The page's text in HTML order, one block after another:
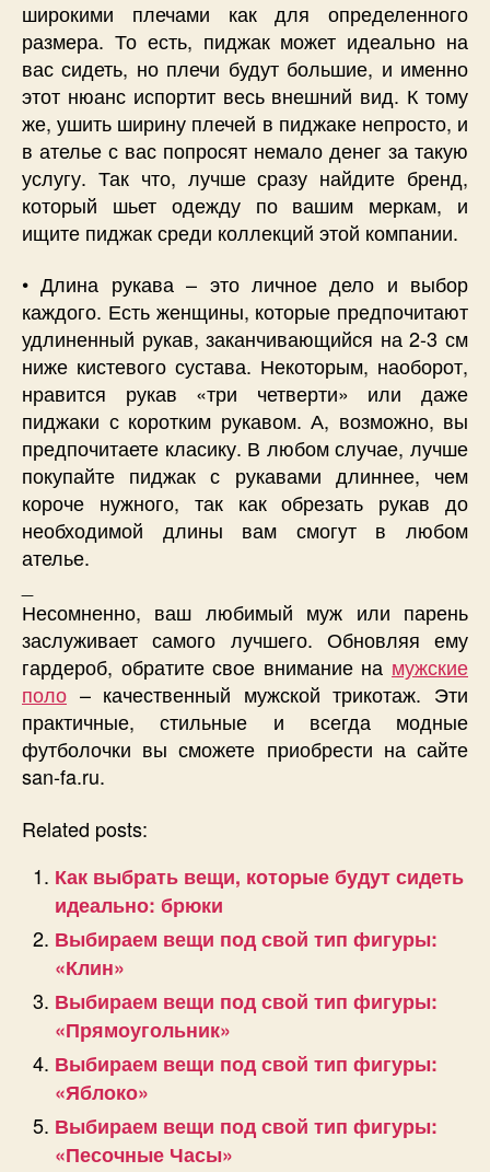
широкими плечами как для определенного
размера. То есть, пиджак может идеально на
вас сидеть, но плечи будут большие, и именно
этот нюанс испортит весь внешний вид. К тому
же, ушить ширину плечей в пиджаке непросто, и
в ателье с вас попросят немало денег за такую
услугу. Так что, лучше сразу найдите бренд,
который шьет одежду по вашим меркам, и
ищите пиджак среди коллекций этой компании.
• Длина рукава – это личное дело и выбор
каждого. Есть женщины, которые предпочитают
удлиненный рукав, заканчивающийся на 2-3 см
ниже кистевого сустава. Некоторым, наоборот,
нравится рукав «три четверти» или даже
пиджаки с коротким рукавом. А, возможно, вы
предпочитаете класику. В любом случае, лучше
покупайте пиджак с рукавами длиннее, чем
короче нужного, так как обрезать рукав до
необходимой длины вам смогут в любом
ателье.
Несомненно, ваш любимый муж или парень
заслуживает самого лучшего. Обновляя ему
гардероб, обратите свое внимание на мужские
поло – качественный мужской трикотаж. Эти
практичные, стильные и всегда модные
футболочки вы сможете приобрести на сайте
san-fa.ru.
Related posts:
Как выбрать вещи, которые будут сидеть
идеально: брюки
Выбираем вещи под свой тип фигуры:
«Клин»
Выбираем вещи под свой тип фигуры:
«Прямоугольник»
Выбираем вещи под свой тип фигуры:
«Яблоко»
Выбираем вещи под свой тип фигуры:
«Песочные Часы»